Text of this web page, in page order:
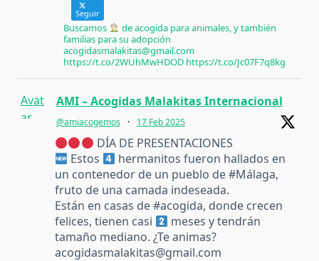
Seguir
Buscamos
de acogida para animales, y también
familias para su adopción
acogidasmalakitas@gmail.com
https://t.co/2WUhMwHDOD https://t.co/Jc07F7q8kg
Avat
ar
AMI – Acogidas Malakitas Internacional
@amiacogemos · 17 Feb 2025
DÍA DE PRESENTACIONES
Estos
hermanitos fueron hallados en
un contenedor de un pueblo de #Málaga,
fruto de una camada indeseada.
Están en casas de #acogida, donde crecen
felices, tienen casi
meses y tendrán
tamaño mediano. ¿Te animas?
acogidasmalakitas@gmail.com